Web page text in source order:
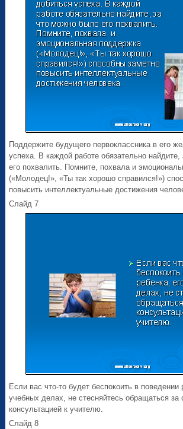
Поддержите будущего первоклассника в его
успеха. В каждой работе обязательно
его похвалить. Помните, похвала и
(«Молодец!», «Ты так хорошо справился!»)
повысить интеллектуальные достижения
Слайд 7
Если вас что-то будет беспокоить в поведении
учебных делах, не стесняйтесь обращаться за
консультацией к учителю.
Слайд 8